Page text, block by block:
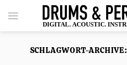
Inhalt
springen
SCHLAGWORT-ARCHIVE: